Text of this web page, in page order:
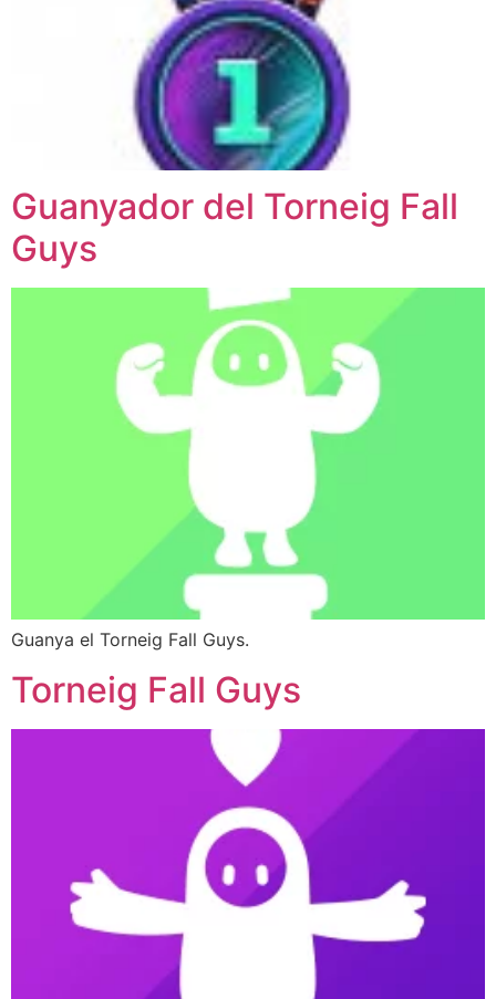
Guanyador del Torneig Fall
Guys
Guanya el Torneig Fall Guys.
Torneig Fall Guys